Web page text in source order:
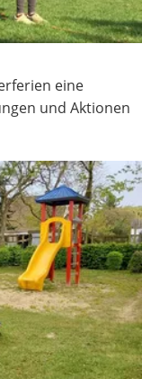
eine
und Aktionen